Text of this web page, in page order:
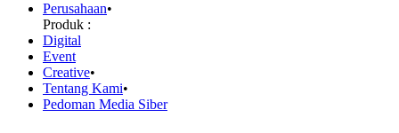
Perusahaan•
Produk :
Digital
Event
Creative•
Tentang Kami•
Pedoman Media Siber